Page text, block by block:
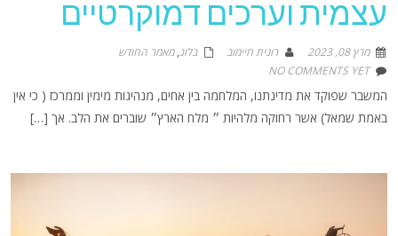
עצמית וערכים דמוקרטיים
מרץ 08, 2023 רונית חיימוב בלוג,מאמר החודש
NO COMMENTS YET
המשבר שפוקד את מדינתנו, המלחמה בין אחים, מנהיגות מימין וממרכז ( כי אין
באמת שמאל) אשר רחוקה מלהיות ״ מלח הארץ״ שוברים את הלב. אך […]